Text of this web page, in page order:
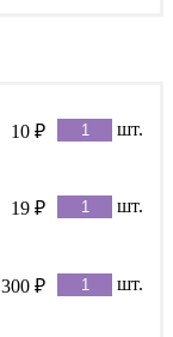
10 ₽ шт.
19 ₽ шт.
300 ₽ шт.